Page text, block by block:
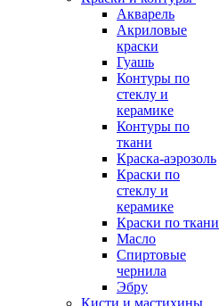
Акварель
Акриловые
краски
Гуашь
Контуры по
стеклу и
керамике
Контуры по
ткани
Краска-аэрозоль
Краски по
стеклу и
керамике
Краски по ткани
Масло
Спиртовые
чернила
Эбру
Кисти и мастихины